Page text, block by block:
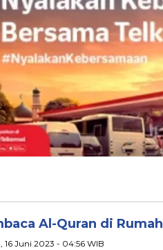
Al-Quran di Rumah
16 Juni 2023 - 04:56 WIB